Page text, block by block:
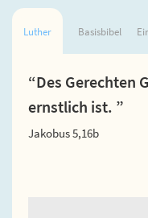
Luther Basisbibel
“Des Gerechten
ernstlich ist. ”
Jakobus 5,16b